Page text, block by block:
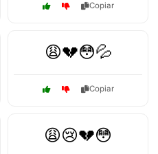
Copiar
😩💔😳💦
Copiar
😩😢💔😳